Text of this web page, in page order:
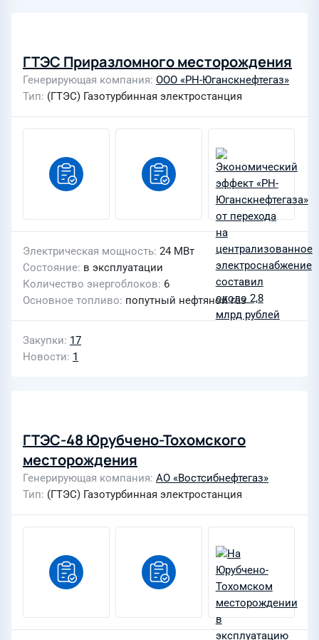
ГТЭС Приразломного месторождения
Генерирующая компания ООО «РН-Юганскнефтегаз»
Тип (ГТЭС) Газотурбинная электростанция
Электрическая мощность 24 МВт
Состояние в эксплуатации
Количество энергоблоков 6
Основное топливо попутный нефтяной газ
Закупки 17
Новости 1
ГТЭС-48 Юрубчено-Тохомского
месторождения
Генерирующая компания АО «Востсибнефтегаз»
Тип (ГТЭС) Газотурбинная электростанция